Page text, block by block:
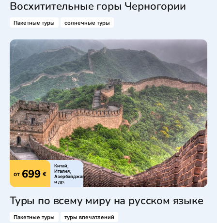
Восхитительные горы Черногории
Пакетные туры солнечные туры
от 699 €
Китай,
Италия,
Азербайджан
и др.
Туры по всему миру на русском языке
Пакетные туры туры впечатлений